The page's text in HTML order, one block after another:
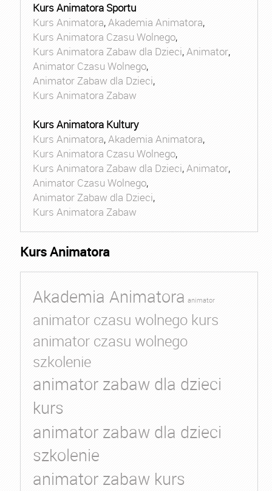
Kurs Animatora Sportu
Kurs Animatora,Akademia Animatora,
Kurs Animatora Czasu Wolnego,
Kurs Animatora Zabaw dla Dzieci,Animator,
Animator Czasu Wolnego,
Animator Zabaw dla Dzieci,
Kurs Animatora Zabaw
Kurs Animatora Kultury
Kurs Animatora,Akademia Animatora,
Kurs Animatora Czasu Wolnego,
Kurs Animatora Zabaw dla Dzieci,Animator,
Animator Czasu Wolnego,
Animator Zabaw dla Dzieci,
Kurs Animatora Zabaw
Kurs Animatora
Akademia Animatora animator
animator czasu wolnego kurs
animator czasu wolnego
szkolenie
animator zabaw dla dzieci
kurs
animator zabaw dla dzieci
szkolenie
animator zabaw kurs